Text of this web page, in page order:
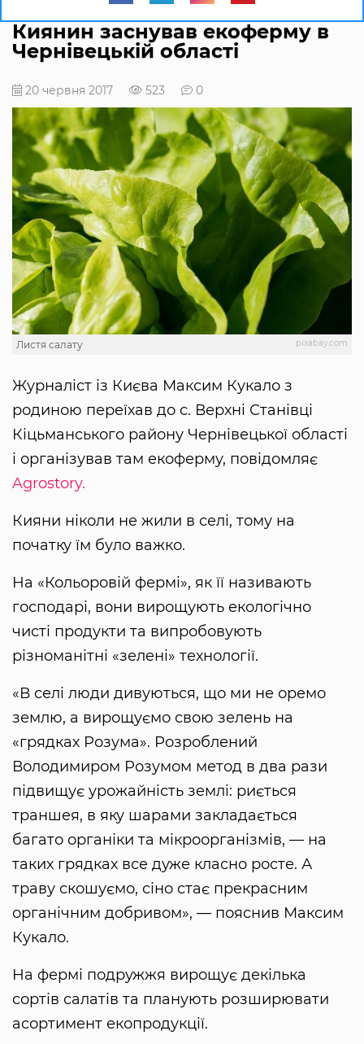
Киянин заснував екоферму в
Чернівецькій області
20 червня 2017 523 0
pixabay.com
Листя салату
Журналіст із Києва Максим Кукало з
родиною переїхав до с. Верхні Станівці
Кіцьманського району Чернівецької області
і організував там екоферму, повідомляє
Agrostory.
Кияни ніколи не жили в селі, тому на
початку їм було важко.
На «Кольоровій фермі», як її називають
господарі, вони вирощують екологічно
чисті продукти та випробовують
різноманітні «зелені» технології.
«В селі люди дивуються, що ми не оремо
землю, а вирощуємо свою зелень на
«грядках Розума». Розроблений
Володимиром Розумом метод в два рази
підвищує урожайність землі: риється
траншея, в яку шарами закладається
багато органіки та мікроорганізмів, — на
таких грядках все дуже класно росте. А
траву скошуємо, сіно стає прекрасним
органічним добривом», — пояснив Максим
Кукало.
На фермі подружжя вирощує декілька
сортів салатів та планують розширювати
асортимент екопродукції.